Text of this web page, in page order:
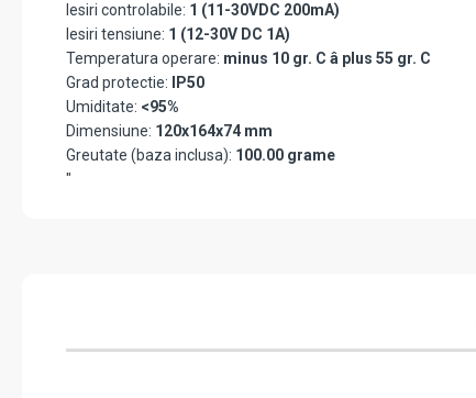
Iesiri controlabile: 1 (11-30VDC 200mA)
Iesiri tensiune: 1 (12-30V DC 1A)
Temperatura operare: minus 10 gr. C â plus 55 gr. C
Grad protectie:
IP50
Umiditate: <95%
Dimensiune: 120x164x74 mm
Greutate (baza inclusa): 100.00 grame
"